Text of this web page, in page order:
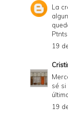
La
Ptnts
19
sé si
19